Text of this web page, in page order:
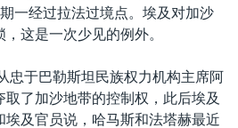
一经过拉法过境点。埃及对加沙
这是一次少见的例外。
忠于巴勒斯坦民族权力机构主席阿
取了加沙地带的控制权，此后埃及
及官员说，哈马斯和法塔赫最近